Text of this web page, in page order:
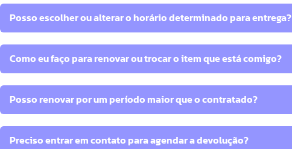
Posso escolher ou alterar o horário determinado para entrega?
Como eu faço para renovar ou trocar o item que está comigo?
Posso renovar por um período maior que o contratado?
Preciso entrar em contato para agendar a devolução?